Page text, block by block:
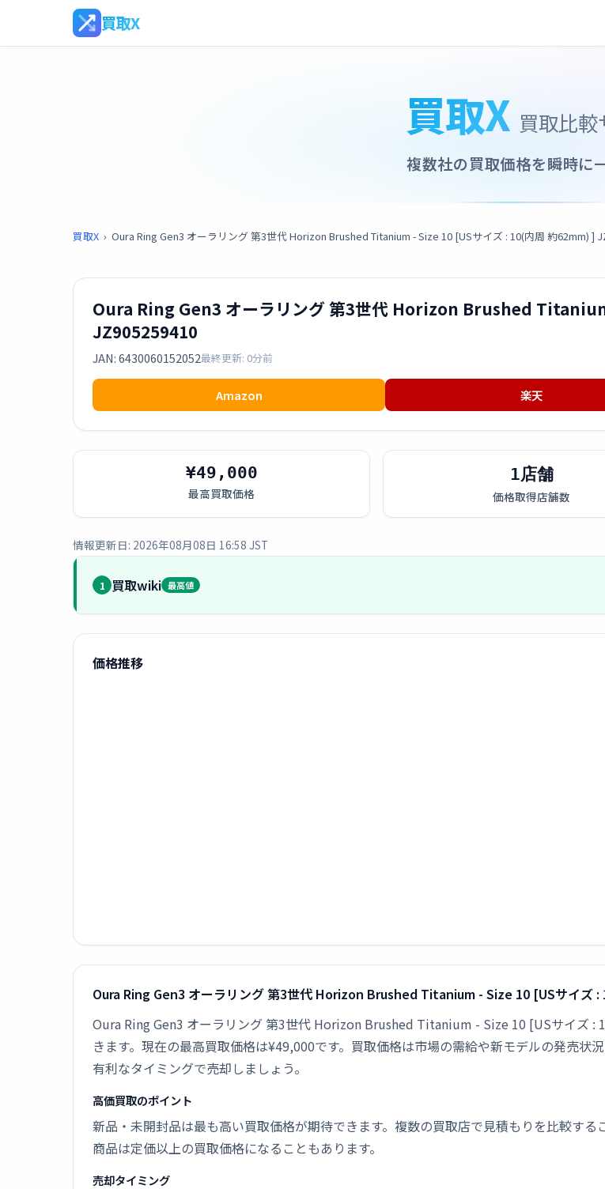
買取X
買取X 買取比較
複数社の買取価格を瞬時に
買取X › Oura Ring Gen3 オーラリング 第3世代 Horizon Brushed Titanium - Size 10 [USサイズ : 10(内周 約62mm) ]
Oura Ring Gen3 オーラリング 第3世代 Horizon Brushed
JZ905259410
JAN: 6430060152052最終更新: 0分前
Amazon 楽天
¥49,000
最高買取価格
1店舗
価格取得店舗数
情報更新日: 2026年08月08日 16:58 JST
1 買取wiki 最高値
価格推移
Oura Ring Gen3 オーラリング 第3世代 Horizon Brushed Titanium - Size 10 [USサイズ
Oura Ring Gen3 オーラリング 第3世代 Horizon Brushed Titanium - Size 10 [USサイズ
きます。現在の最高買取価格は¥49,000です。買取価格は市場の需給や新モデルの発売状
有利なタイミングで売却しましょう。
高価買取のポイント
新品・未開封品は最も高い買取価格が期待できます。複数の買取店で見積もりを比較す
商品は定価以上の買取価格になることもあります。
売却タイミング